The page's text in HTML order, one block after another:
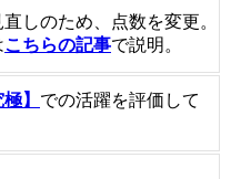
しのため、点数を変更。
こちらの記事で説明。
】 での活躍を評価して